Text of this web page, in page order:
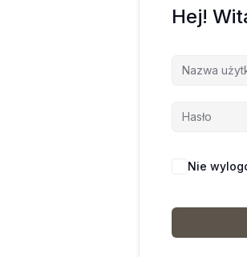
Hej!
Nie